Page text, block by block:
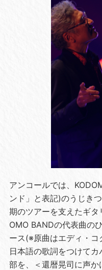
アンコールでは、
ンド」と表記)のうじき
期のツアーを支えたギ
OMO BANDの代表曲の
ース(※原曲はエディ・
日本語の歌詞をつけて
部を、＜還暦晃司に声